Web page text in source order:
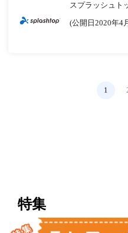
スプラッシュト
(公開日2020年4
1
特集